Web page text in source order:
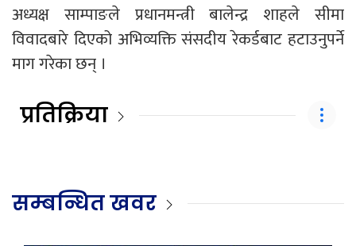
अध्यक्ष साम्पाङले प्रधानमन्त्री बालेन्द्र शाहले सीमा
विवादबारे दिएको अभिव्यक्ति संसदीय रेकर्डबाट हटाउनुपर्ने
माग गरेका छन् ।
प्रतिक्रिया
सम्बन्धित खवर